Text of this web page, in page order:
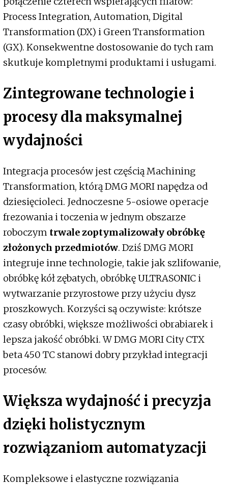
Process Integration, Automation, Digital
Transformation (DX) i Green Transformation
(GX). Konsekwentne dostosowanie do tych ram
skutkuje kompletnymi produktami i usługami.
Zintegrowane technologie i
procesy dla maksymalnej
wydajności
Integracja procesów jest częścią Machining
Transformation, którą DMG MORI napędza od
dziesięcioleci. Jednoczesne 5-osiowe operacje
frezowania i toczenia w jednym obszarze
roboczym trwale zoptymalizowały obróbkę
złożonych przedmiotów. Dziś DMG MORI
integruje inne technologie, takie jak szlifowanie,
obróbkę kół zębatych, obróbkę ULTRASONIC i
wytwarzanie przyrostowe przy użyciu dysz
proszkowych. Korzyści są oczywiste: krótsze
czasy obróbki, większe możliwości obrabiarek i
lepsza jakość obróbki. W DMG MORI City CTX
beta 450 TC stanowi dobry przykład integracji
procesów.
Większa wydajność i precyzja
dzięki holistycznym
rozwiązaniom automatyzacji
Kompleksowe i elastyczne rozwiązania